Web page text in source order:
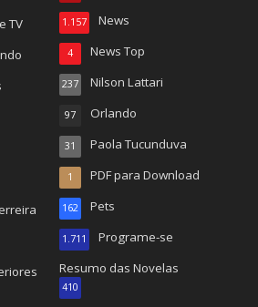
TV News
1.157
News Top
4
Nilson Lattari
237
Orlando
97
Paola Tucunduva
31
PDF para Download
1
Pets
162
Programe-se
1.711
Resumo das Novelas
410